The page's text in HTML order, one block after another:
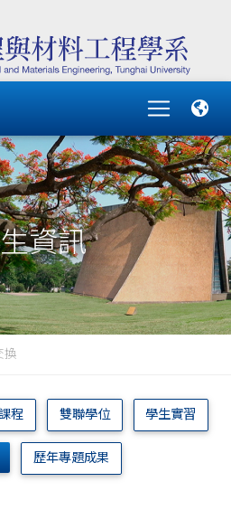
資訊
換
程 雙聯學位 學生實習
歷年專題成果